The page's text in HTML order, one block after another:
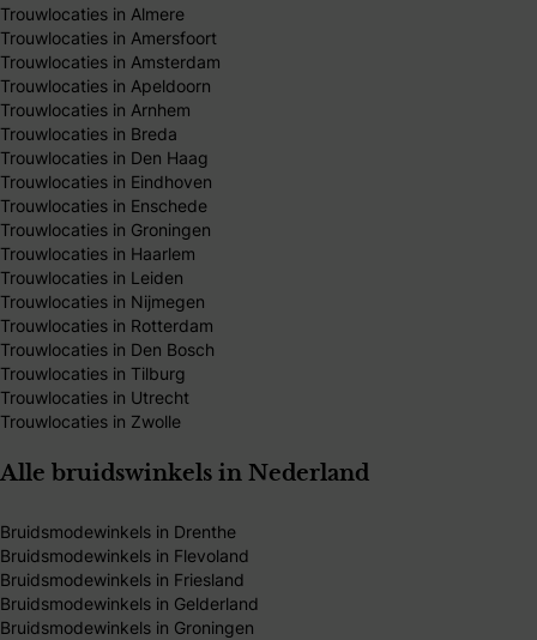
Trouwlocaties in Almere
Trouwlocaties in Amersfoort
Trouwlocaties in Amsterdam
Trouwlocaties in Apeldoorn
Trouwlocaties in Arnhem
Trouwlocaties in Breda
Trouwlocaties in Den Haag
Trouwlocaties in Eindhoven
Trouwlocaties in Enschede
Trouwlocaties in Groningen
Trouwlocaties in Haarlem
Trouwlocaties in Leiden
Trouwlocaties in Nijmegen
Trouwlocaties in Rotterdam
Trouwlocaties in Den Bosch
Trouwlocaties in Tilburg
Trouwlocaties in Utrecht
Trouwlocaties in Zwolle
Alle bruidswinkels in Nederland
Bruidsmodewinkels in Drenthe
Bruidsmodewinkels in Flevoland
Bruidsmodewinkels in Friesland
Bruidsmodewinkels in Gelderland
Bruidsmodewinkels in Groningen